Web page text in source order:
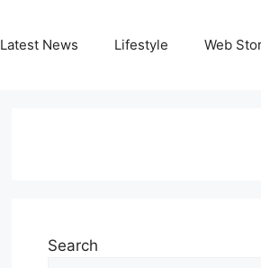
Latest News Lifestyle Web
Search